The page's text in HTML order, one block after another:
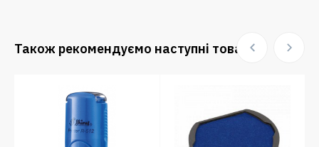
Також рекомендуємо наступні товари: